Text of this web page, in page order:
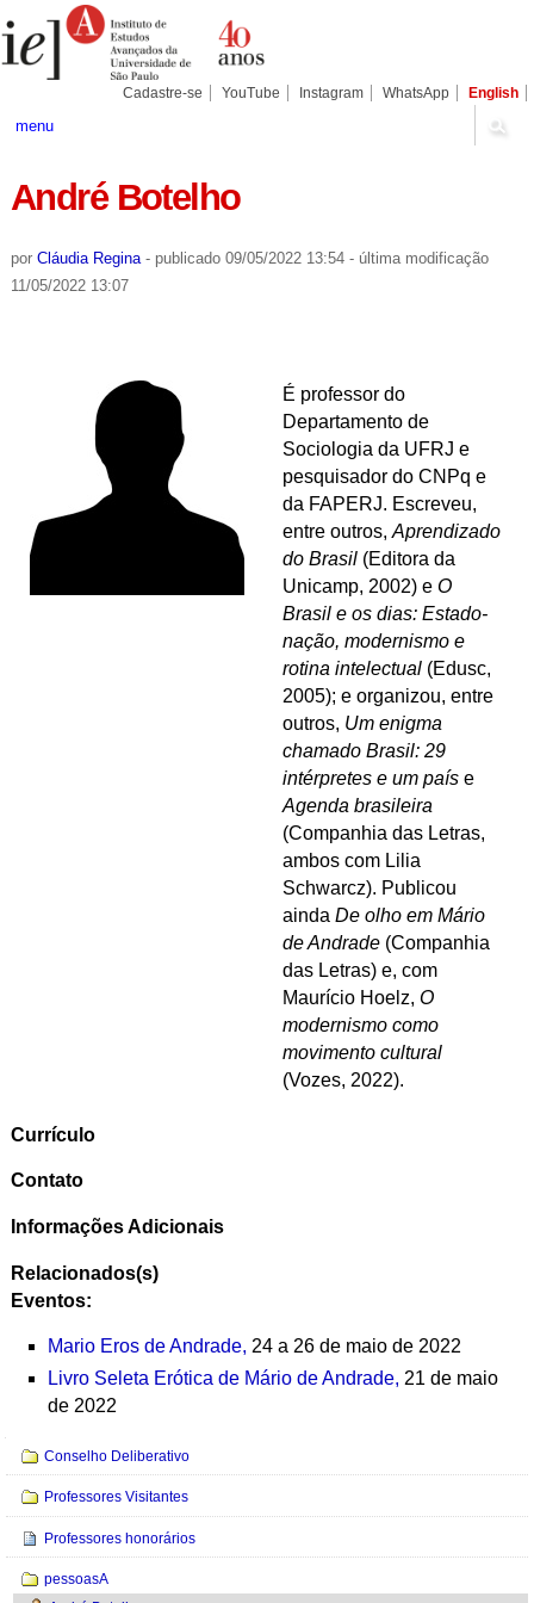
para
conteúdo.
Pessoais
Cadastre-se YouTube Instagram WhatsApp English
menu
André Botelho
por Cláudia Regina - publicado09/05/2022 13:54 - última modificação
11/05/2022 13:07
É professor do
Departamento de
Sociologia da UFRJ e
pesquisador do CNPq e
da FAPERJ. Escreveu,
entre outros, Aprendizado
do Brasil(Editora da
Unicamp, 2002) e O
Brasil e os dias: Estado-
nação, modernismo e
rotina intelectual(Edusc,
2005); e organizou, entre
outros, Um enigma
chamado Brasil: 29
intérpretes e um país e
Agenda brasileira
(Companhia das Letras,
ambos com Lilia
Schwarcz). Publicou
ainda De olho em Mário
de Andrade(Companhia
das Letras) e, com
Maurício Hoelz, O
modernismo como
movimento cultural
(Vozes, 2022).
Currículo
Contato
Informações Adicionais
Relacionados(s)
Eventos:
Mario Eros de Andrade, 24 a 26 de maio de 2022
Livro Seleta Erótica de Mário de Andrade, 21 de maio
de 2022
Navegação
Conselho Deliberativo
Professores Visitantes
Professores honorários
pessoasA